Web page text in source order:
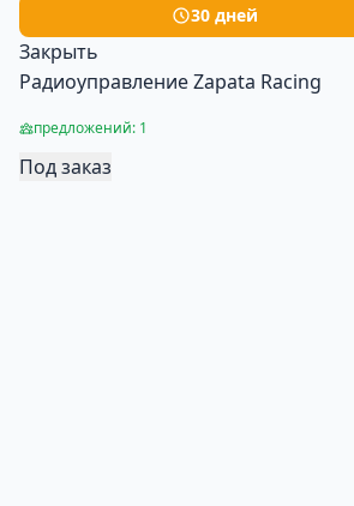
30 дней
Закрыть
Радиоуправление Zapata Racing
предложений: 1
Под заказ